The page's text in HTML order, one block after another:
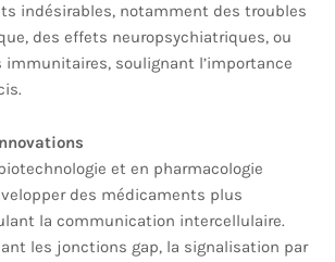
indésirables, notamment des troubles
des effets neuropsychiatriques, ou
immunitaires, soulignant l’importance
et en pharmacologie
des médicaments plus
la communication intercellulaire.
les jonctions gap, la signalisation par